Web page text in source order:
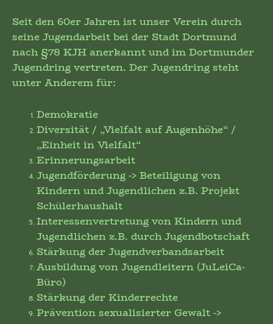
Seit den 60er Jahren ist unser Verein durch
seine Jugendarbeit bei der Stadt Dortmund
nach §78 KJH anerkannt und im Dortmunder
Jugendring vertreten. Der Jugendring steht
unter Anderem für:
Demokratie
Diversität / „Vielfalt auf Augenhöhe“ /
„Einheit in Vielfalt“
Erinnerungsarbeit
Jugendförderung -> Beteiligung von
Kindern und Jugendlichen z.B. Projekt
Schülerhaushalt
Interessenvertretung von Kindern und
Jugendlichen z.B. durch Jugendbotschaft
Stärkung der Jugendverbandsarbeit
Ausbildung von Jugendleitern (JuLeiCa-
Büro)
Stärkung der Kinderrechte
Prävention sexualisierter Gewalt ->